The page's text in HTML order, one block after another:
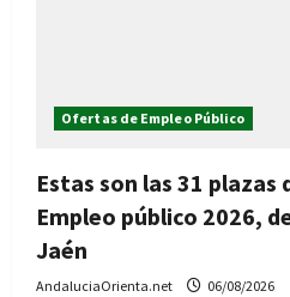
Ofertas de Empleo Público
Estas son las 31 plazas
Empleo público 2026,
Jaén
AndaluciaOrienta.net 06/08/2026